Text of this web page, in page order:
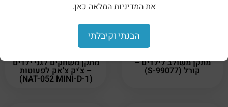
מתקן משולב לילדים –
קורל (99077-S)
מתקן משחקים לגני ילדים
– צ'יק צ'אק לפעוטות
(NAT-052 MINI-D-1)
את המדיניות המלאה כאן.
הבנתי וקיבלתי